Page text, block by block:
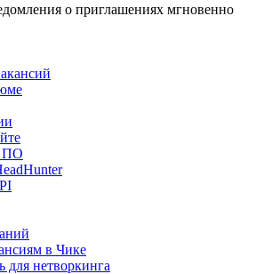
о приглашениях мгновенно
ПО
в Чике
для нетворкинга